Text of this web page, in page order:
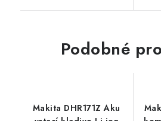
Podobné
Makita DHR171Z Aku